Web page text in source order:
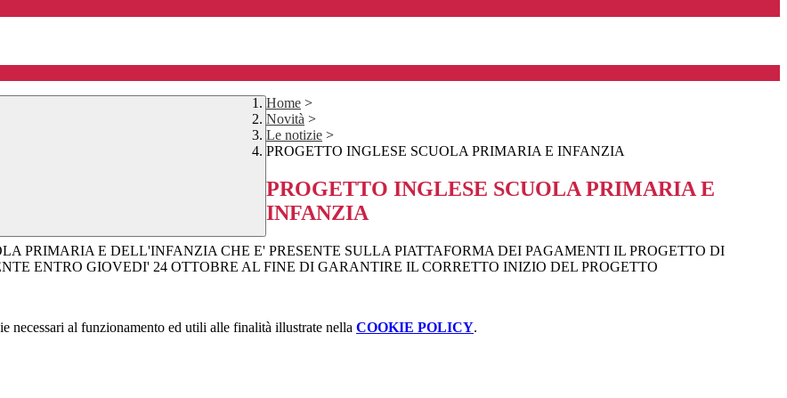
Home >
Novità >
Le notizie >
PROGETTO INGLESE SCUOLA PRIMARIA E INFANZIA
PROGETTO INGLESE SCUOLA PRIMARIA E
INFANZIA
PRIMARIA E DELL'INFANZIA CHE E' PRESENTE SULLA PIATTAFORMA DEI PAGAMENTI IL PROGETTO DI
ENTRO GIOVEDI' 24 OTTOBRE AL FINE DI GARANTIRE IL CORRETTO INIZIO DEL PROGETTO
necessari al funzionamento ed utili alle finalità illustrate nella COOKIE POLICY.